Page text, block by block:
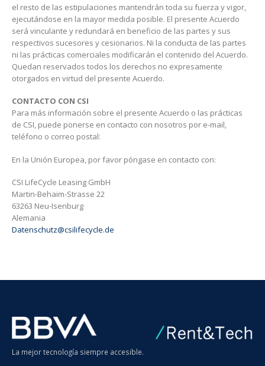
el resto de las estipulaciones mantendrán toda su fuerza y vigor,
ejecutándose en la mayor medida posible. El presente Acuerdo
será vinculante y redundará en beneficio de las partes y sus
respectivos sucesores y cesionarios. Ni la conducta de las partes
ni las prácticas comerciales modificarán el contenido del Acuerdo.
Quedan reservados todos los derechos no expresamente
otorgados en virtud del presente Acuerdo.
CONTACTO CON CSI
Para más información sobre el presente Acuerdo o las prácticas
de CSI, puede ponerse en contacto con nosotros por e-mail,
teléfono o correo postal:
En la Unión Europea, por favor póngase en contacto con:
CSI LifeCycle Leasing GmbH
Martin-Behaim-Strasse 22
63263 Neu-Isenburg
Alemania
Datenschutz@csilifecycle.de
La mejor tecnología siempre accesible.